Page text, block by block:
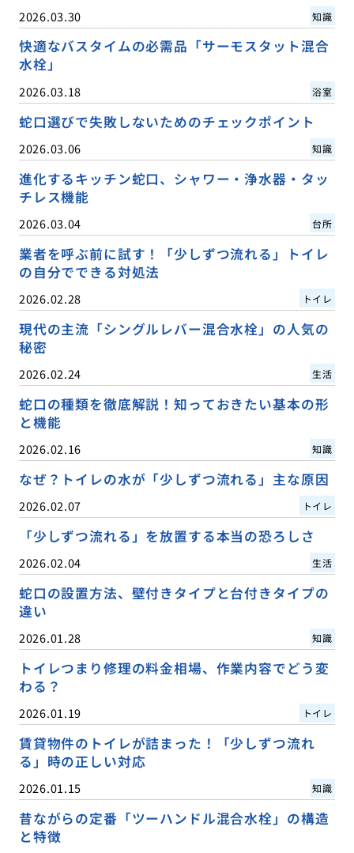
2026.03.30 知識
快適なバスタイムの必需品「サーモスタット混合
水栓」
2026.03.18 浴室
蛇口選びで失敗しないためのチェックポイント
2026.03.06 知識
進化するキッチン蛇口、シャワー・浄水器・タッ
チレス機能
2026.03.04 台所
業者を呼ぶ前に試す！「少しずつ流れる」トイレ
の自分でできる対処法
2026.02.28 トイレ
現代の主流「シングルレバー混合水栓」の人気の
秘密
2026.02.24 生活
蛇口の種類を徹底解説！知っておきたい基本の形
と機能
2026.02.16 知識
なぜ？トイレの水が「少しずつ流れる」主な原因
2026.02.07 トイレ
「少しずつ流れる」を放置する本当の恐ろしさ
2026.02.04 生活
蛇口の設置方法、壁付きタイプと台付きタイプの
違い
2026.01.28 知識
トイレつまり修理の料金相場、作業内容でどう変
わる？
2026.01.19 トイレ
賃貸物件のトイレが詰まった！「少しずつ流れ
る」時の正しい対応
2026.01.15 知識
昔ながらの定番「ツーハンドル混合水栓」の構造
と特徴